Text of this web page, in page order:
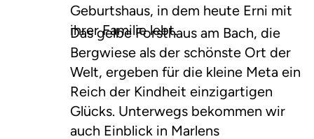
Geburtshaus, in dem heute Erni mit
ihrer Familie lebt.
Das gelbe Forsthaus am Bach, die
Bergwiese als der schönste Ort der
Welt, ergeben für die kleine Meta ein
Reich der Kindheit einzigartigen
Glücks. Unterwegs bekommen wir
auch Einblick in Marlens